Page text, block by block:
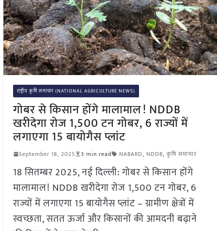
राष्ट्रीय कृषि समाचार (NATIONAL AGRICULTURE NEWS)
गोबर से किसान होंगे मालामाल! NDDB
खरीदेगा रोज 1,500 टन गोबर, 6 राज्यों में
लगाएगा 15 बायोगैस प्लांट
September 18, 2025 3 min read NABARD, NDDB, कृषि समाचार
18 सितम्बर 2025, नई दिल्ली: गोबर से किसान होंगे
मालामाल! NDDB खरीदेगा रोज 1,500 टन गोबर, 6
राज्यों में लगाएगा 15 बायोगैस प्लांट – ग्रामीण क्षेत्रों में
स्वच्छता, सतत ऊर्जा और किसानों की आमदनी बढ़ाने